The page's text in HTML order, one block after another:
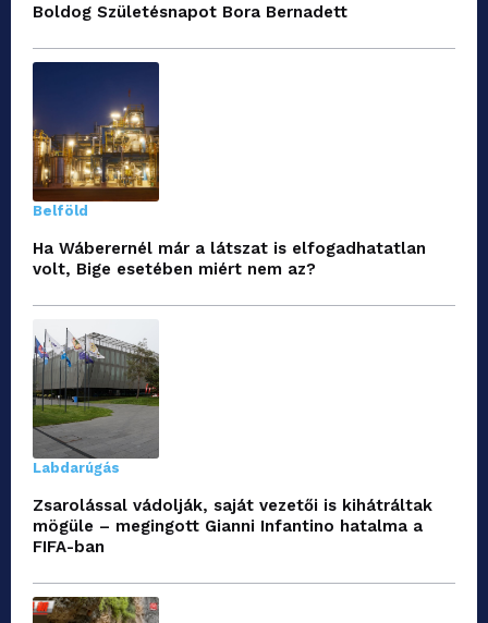
Boldog Születésnapot Bora Bernadett
Belföld
Ha Wáberernél már a látszat is elfogadhatatlan
volt, Bige esetében miért nem az?
Labdarúgás
Zsarolással vádolják, saját vezetői is kihátráltak
mögüle – megingott Gianni Infantino hatalma a
FIFA-ban